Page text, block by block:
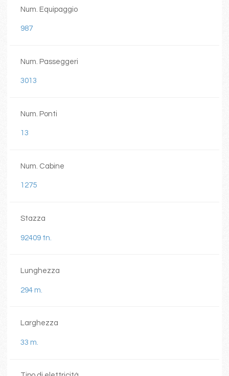
Num. Equipaggio
987
Num. Passeggeri
3013
Num. Ponti
13
Num. Cabine
1275
Stazza
92409 tn.
Lunghezza
294 m.
Larghezza
33 m.